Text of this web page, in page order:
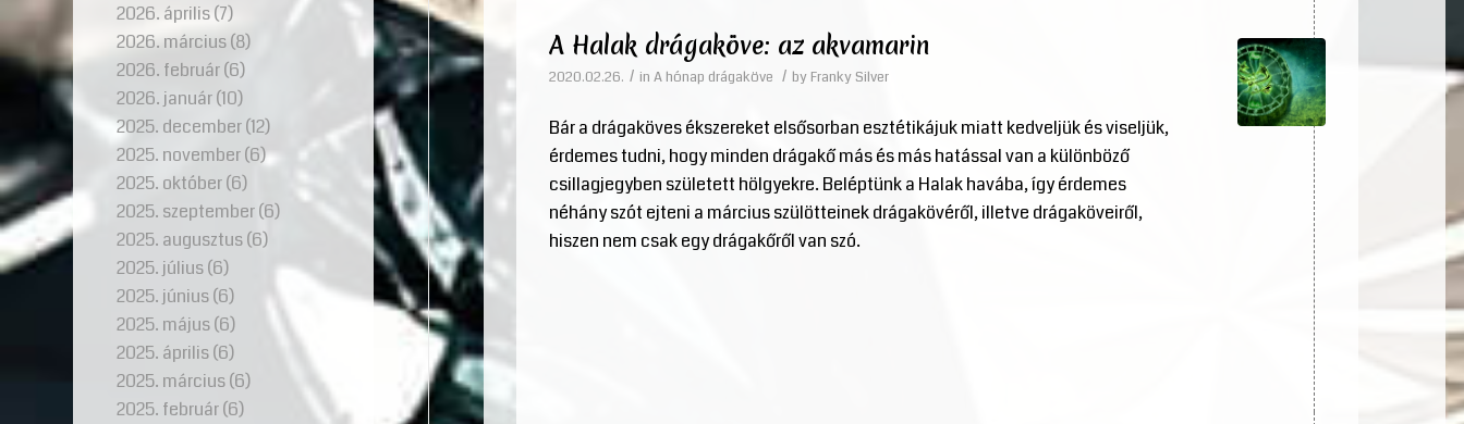
A Halak drágaköve: az akvamarin
2020.02.26. / in A hónap drágaköve / by Franky Silver
Bár a drágaköves ékszereket elsősorban esztétikájuk miatt kedveljük és viseljük,
érdemes tudni, hogy minden drágakő más és más hatással van a különböző
csillagjegyben született hölgyekre. Beléptünk a Halak havába, így érdemes
néhány szót ejteni a március szülötteinek drágakövéről, illetve drágaköveiről,
hiszen nem csak egy drágakőről van szó.
2026. április(7)
2026. március(8)
2026. február(6)
2026. január(10)
2025. december(12)
2025. november(6)
2025. október(6)
2025. szeptember(6)
2025. augusztus(6)
2025. július(6)
2025. június(6)
2025. május(6)
2025. április(6)
2025. március(6)
2025. február(6)